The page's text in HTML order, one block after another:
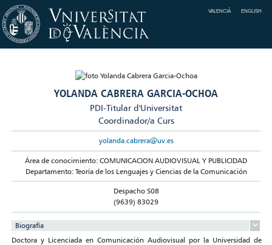
VALENCIÀ ENGLISH
YOLANDA CABRERA GARCIA-OCHOA
PDI-Titular d'Universitat
Coordinador/a Curs
yolanda.cabrera@uv.es
Área de conocimiento: COMUNICACION AUDIOVISUAL Y PUBLICIDAD
Departamento: Teoría de los Lenguajes y Ciencias de la Comunicación
Despacho S08
(9639) 83029
Biografía
Doctora y Licenciada en Comunicación Audiovisual por la Universidad de